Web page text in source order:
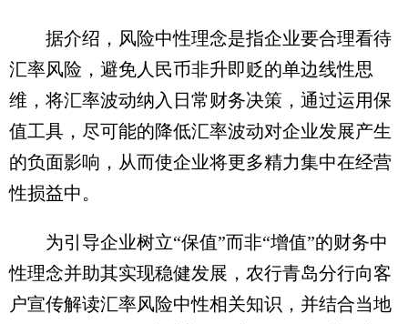
据介绍，风险中性理念是指企业要合理看待
汇率风险，避免人民币非升即贬的单边线性思
维，将汇率波动纳入日常财务决策，通过运用保
值工具，尽可能的降低汇率波动对企业发展产生
的负面影响，从而使企业将更多精力集中在经营
性损益中。
为引导企业树立“保值”而非“增值”的财务中
性理念并助其实现稳健发展，农行青岛分行向客
户宣传解读汇率风险中性相关知识，并结合当地